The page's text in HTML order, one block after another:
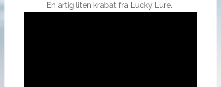
En artig liten krabat fra Lucky Lure.